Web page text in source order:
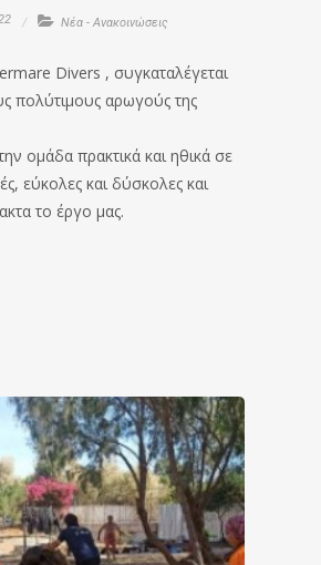
Νέα - Ανακοινώσεις
Divers , συγκαταλέγεται
πολύτιμους αρωγούς της
ομάδα πρακτικά και ηθικά σε
εύκολες και δύσκολες και
το έργο μας.